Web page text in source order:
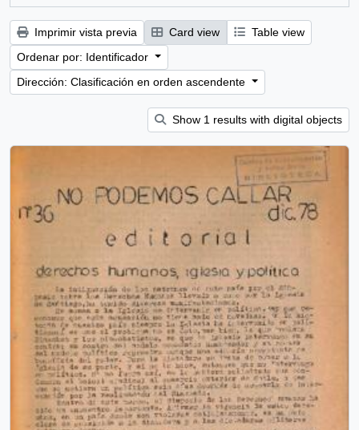
Imprimir vista previa Card view
Table view
Ordenar por: Identificador
Dirección: Clasificación en orden ascendente
Show 1 results with digital objects